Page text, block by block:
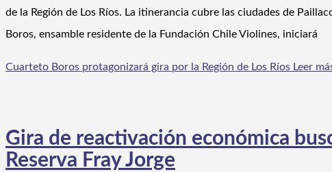
de la Región de Los Ríos. La itinerancia cubre las ciudades de
Boros, ensamble residente de la Fundación Chile Violines, iniciará
Cuarteto Boros protagonizará gira por la Región de Los Ríos Leer
Gira de reactivación económica
Reserva Fray Jorge